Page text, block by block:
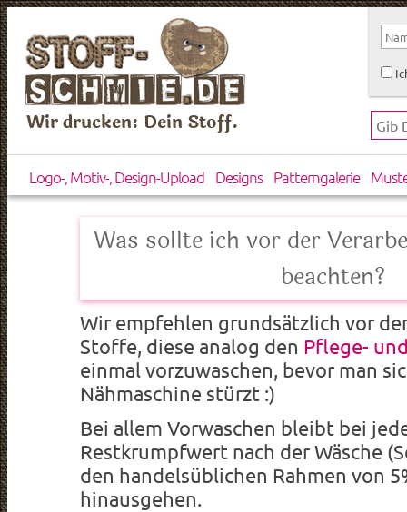
Wir drucken: Dein Stoff.
Logo-, Motiv-, Design-Upload Designs Patterngalerie
Was sollte ich vor der
beachten?
Wir empfehlen grundsätzlich vor
Stoffe, diese analog den Pflege-
einmal vorzuwaschen, bevor man
Nähmaschine stürzt :)
Bei allem Vorwaschen bleibt bei
Restkrumpfwert nach der Wäsche
den handelsüblichen Rahmen von
hinausgehen.